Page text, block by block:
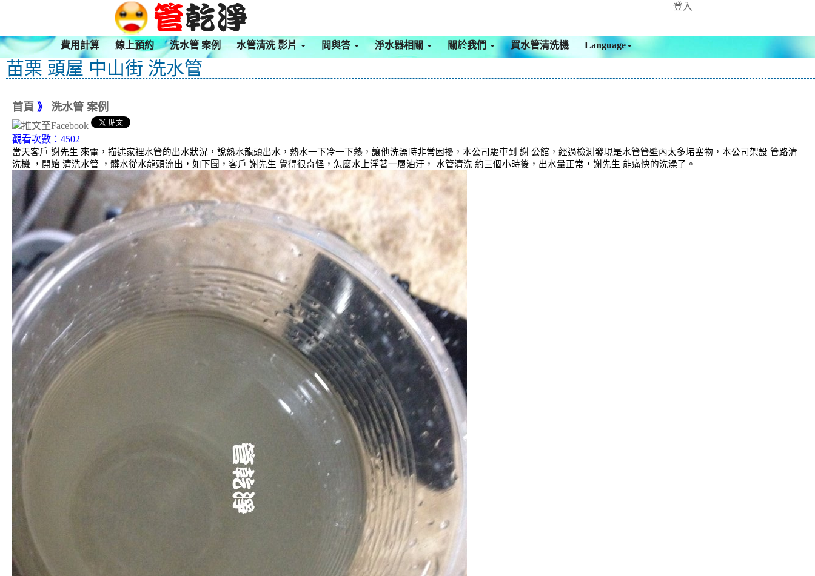
登入
費用計算 線上預約 洗水管 案例 水管清洗 影片 問與答 淨水器相關 關於我們 買水管清洗機 Language
苗栗 頭屋 中山街 洗水管
首頁 》 洗水管 案例
觀看次數：4502
當天客戶 謝先生 來電，描述家裡水管的出水狀況，說熱水龍頭出水，熱水一下冷一下熱，讓他洗澡時非常困擾，本公司驅車到 謝 公館，經過檢測發現是水管管壁內太多堵塞物，本公司架設 管路清
洗機 ，開始 清洗水管 ，髒水從水龍頭流出，如下圖，客戶 謝先生 覺得很奇怪，怎麼水上浮著一層油汙， 水管清洗 約三個小時後，出水量正常，謝先生 能痛快的洗澡了。